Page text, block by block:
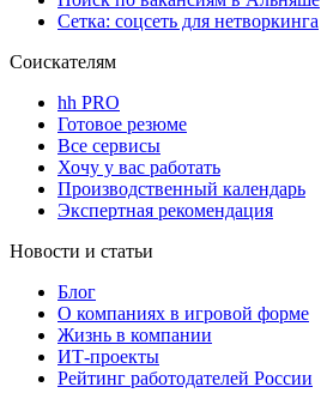
Сетка: соцсеть для нетворкинга
Соискателям
hh PRO
Готовое резюме
Все сервисы
Хочу у вас работать
Производственный календарь
Экспертная рекомендация
Новости и статьи
Блог
О компаниях в игровой форме
Жизнь в компании
ИТ-проекты
Рейтинг работодателей России